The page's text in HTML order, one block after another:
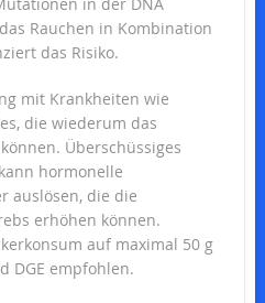
in der DNA
Rauchen in Kombination
das Risiko.
mit Krankheiten wie
die wiederum das
Überschüssiges
hormonelle
auslösen, die die
erhöhen können.
auf maximal 50 g
DGE empfohlen.